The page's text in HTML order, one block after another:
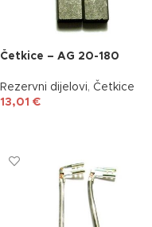
Četkice – AG 20-180
Rezervni dijelovi, Četkice
13,01 €